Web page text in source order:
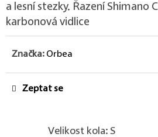
a lesní stezky. Řazení Shimano
karbonová vidlice
Značka: Orbea
Zeptat se
Velikost kola: S